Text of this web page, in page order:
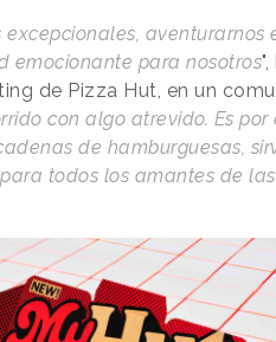
aventurarnos
emocionante para nosotros
de Pizza Hut, en un
con algo atrevido. Es por
de hamburguesas,
todos los amantes de las